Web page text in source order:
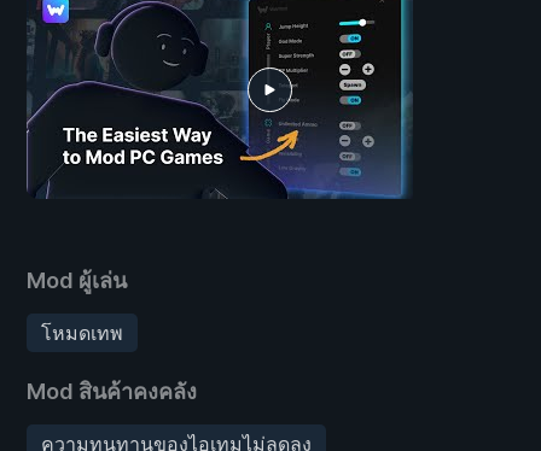
Mod ผู้เล่น
โหมดเทพ
Mod สินค้าคงคลัง
ความทนทานของไอเทมไม่ลดลง